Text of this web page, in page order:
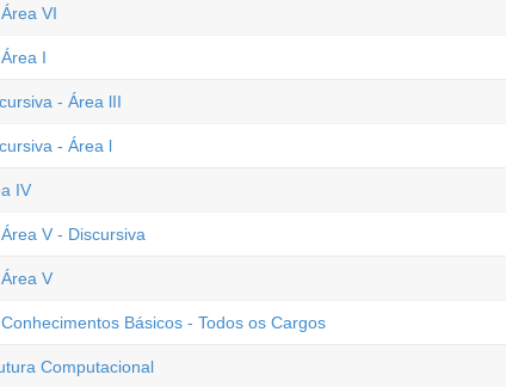
VI
I
- Área lII
- Área l
IV
V - Discursiva
V
Básicos - Todos os Cargos
Computacional